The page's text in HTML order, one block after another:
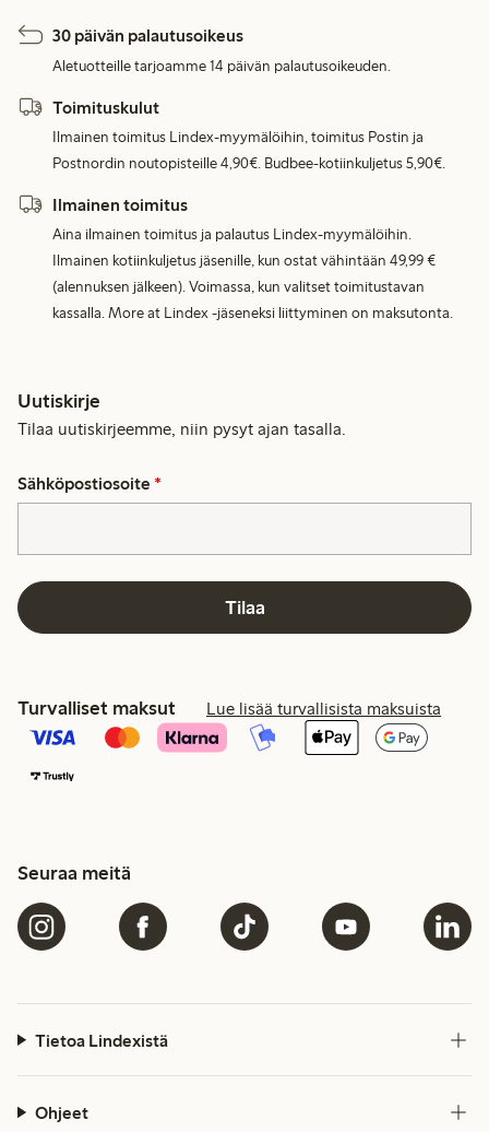
30 päivän palautusoikeus
Aletuotteille tarjoamme 14 päivän palautusoikeuden.
Toimituskulut
Ilmainen toimitus Lindex-myymälöihin, toimitus Postin ja
Postnordin noutopisteille 4,90€. Budbee-kotiinkuljetus 5,90€.
Ilmainen toimitus
Aina ilmainen toimitus ja palautus Lindex-myymälöihin.
Ilmainen kotiinkuljetus jäsenille, kun ostat vähintään 49,99 €
(alennuksen jälkeen). Voimassa, kun valitset toimitustavan
kassalla. More at Lindex -jäseneksi liittyminen on maksutonta.
Uutiskirje
Tilaa uutiskirjeemme, niin pysyt ajan tasalla.
Sähköpostiosoite *
Tilaa
Turvalliset maksut Lue lisää turvallisista maksuista
Seuraa meitä
Tietoa Lindexistä
Ohjeet